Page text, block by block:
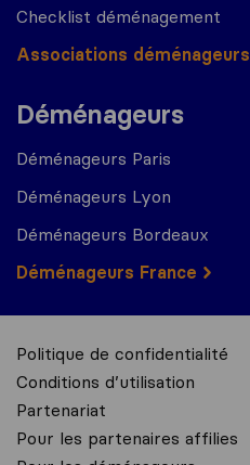
Checklist déménagement
Associations déménageurs
Déménageurs
Déménageurs Paris
Déménageurs Lyon
Déménageurs Bordeaux
Déménageurs France
Politique de confidentialité
Conditions d’utilisation
Partenariat
Pour les partenaires affilies